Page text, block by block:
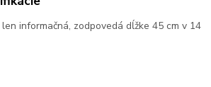
informačná, zodpovedá dĺžke 45 cm v 14